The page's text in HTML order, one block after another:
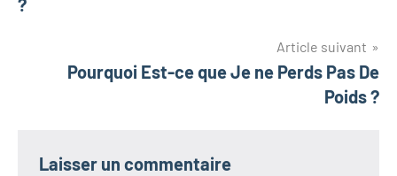
?
Article suivant
Pourquoi Est-ce que Je ne Perds Pas De
Poids ?
Laisser un commentaire